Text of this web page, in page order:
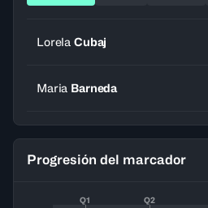
Lorela Cubaj
Maria Barneda
Progresión del marcador
Q1 Q2